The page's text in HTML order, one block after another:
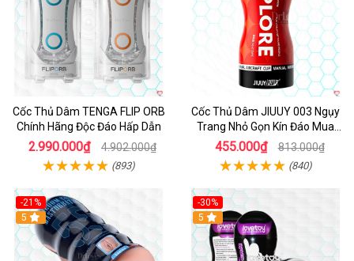
Cốc Thủ Dâm TENGA FLIP ORB
Chính Hãng Độc Đáo Hấp Dẫn
2.990.000₫ 4.902.000₫
(893)
Cốc Thủ Dâm JIUUY 003 Ngụy
Trang Nhỏ Gọn Kín Đáo Mua
Ngay
455.000₫ 813.000₫
(840)
-21%
Hot
5
-30%
Hot
5